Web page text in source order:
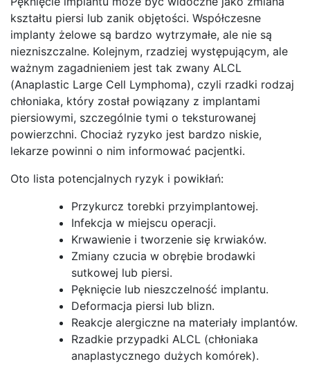
kształtu piersi lub zanik objętości. Współczesne
implanty żelowe są bardzo wytrzymałe, ale nie są
niezniszczalne. Kolejnym, rzadziej występującym, ale
ważnym zagadnieniem jest tak zwany ALCL
(Anaplastic Large Cell Lymphoma), czyli rzadki rodzaj
chłoniaka, który został powiązany z implantami
piersiowymi, szczególnie tymi o teksturowanej
powierzchni. Chociaż ryzyko jest bardzo niskie,
lekarze powinni o nim informować pacjentki.
Oto lista potencjalnych ryzyk i powikłań:
Przykurcz torebki przyimplantowej.
Infekcja w miejscu operacji.
Krwawienie i tworzenie się krwiaków.
Zmiany czucia w obrębie brodawki
sutkowej lub piersi.
Pęknięcie lub nieszczelność implantu.
Deformacja piersi lub blizn.
Reakcje alergiczne na materiały implantów.
Rzadkie przypadki ALCL (chłoniaka
anaplastycznego dużych komórek).